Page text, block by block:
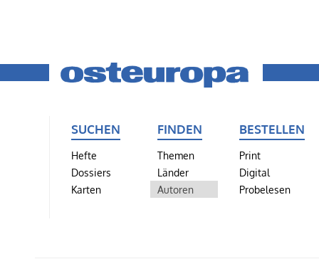
SUCHEN
Hefte
Dossiers
Karten
FINDEN
Themen
Länder
Autoren
BESTELLEN
Print
Digital
Probelesen